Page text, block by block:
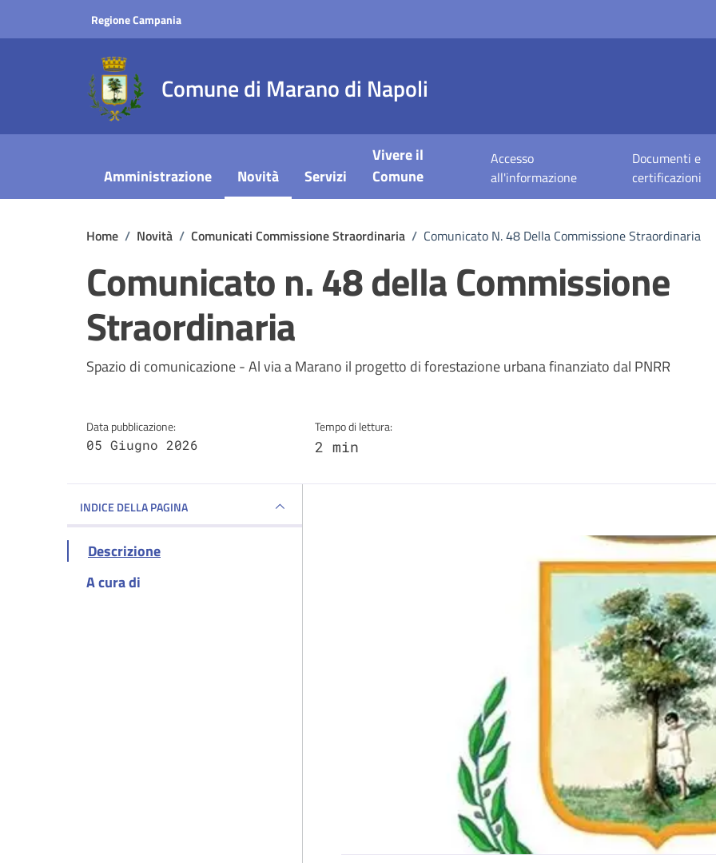
Regione Campania
Comune di Marano di Napoli
Amministrazione Novità Servizi
Vivere il
Comune
Accesso
all'informazione
Documenti e
certificazioni
Home / Novità / Comunicati Commissione Straordinaria / Comunicato N. 48 Della Commissione Straordinaria
Comunicato n. 48 della Commissione
Straordinaria
Dettagli della notizia
Spazio di comunicazione - Al via a Marano il progetto di forestazione urbana finanziato dal PNRR
Data pubblicazione:
05 Giugno 2026
Tempo di lettura:
2 min
INDICE DELLA PAGINA
Descrizione
A cura di